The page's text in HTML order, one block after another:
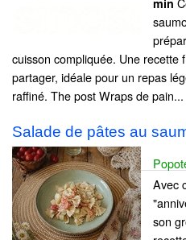
cuisson compliquée. Une recette
partager, idéale pour un repas
raffiné. The post Wraps de pain...
Salade de pâtes au
Avec
son